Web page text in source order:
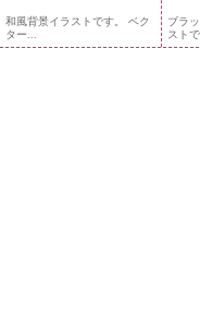
和風背景イラストです。 ベク
ター...
ブラ
スト